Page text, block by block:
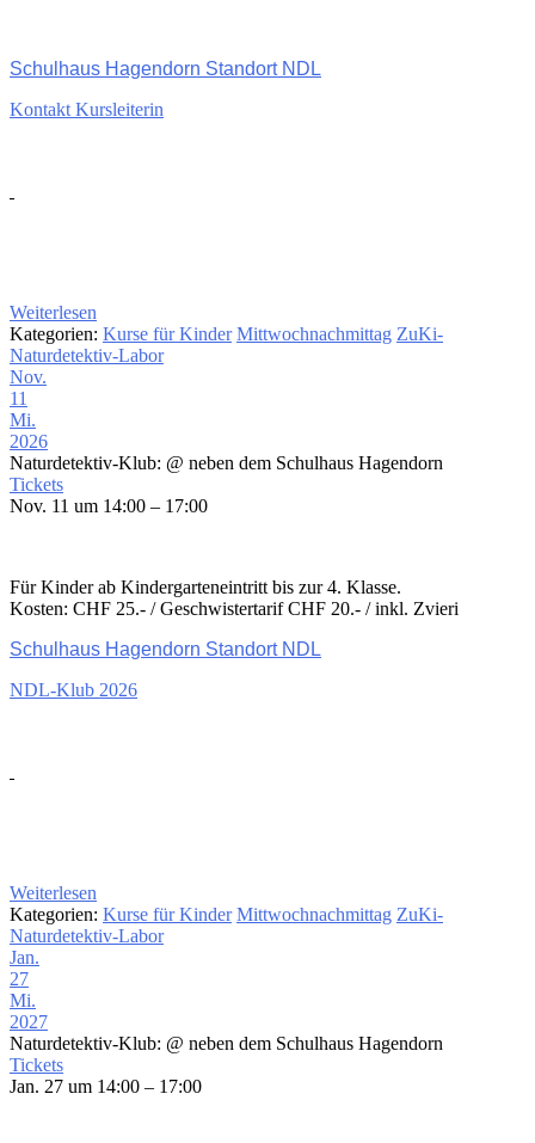
Schulhaus Hagendorn Standort NDL
Kontakt Kursleiterin
Weiterlesen
Kategorien: Kurse für Kinder Mittwochnachmittag ZuKi-
Naturdetektiv-Labor
Nov.
11
Mi.
2026
Naturdetektiv-Klub: @ neben dem Schulhaus Hagendorn
Tickets
Nov. 11 um 14:00 – 17:00
Für Kinder ab Kindergarteneintritt bis zur 4. Klasse.
Kosten: CHF 25.- / Geschwistertarif CHF 20.- / inkl. Zvieri
Schulhaus Hagendorn Standort NDL
NDL-Klub 2026
Weiterlesen
Kategorien: Kurse für Kinder Mittwochnachmittag ZuKi-
Naturdetektiv-Labor
Jan.
27
Mi.
2027
Naturdetektiv-Klub: @ neben dem Schulhaus Hagendorn
Tickets
Jan. 27 um 14:00 – 17:00